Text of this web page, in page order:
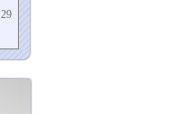
29